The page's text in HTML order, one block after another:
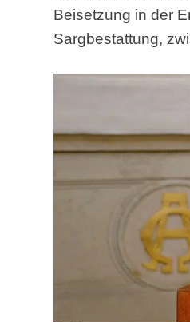
Beisetzung in der
Sargbestattung,